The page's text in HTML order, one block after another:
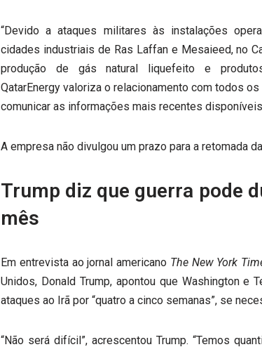
“Devido a ataques militares às instalações
cidades industriais de Ras Laffan e Mesaieed, no
produção de gás natural liquefeito e
QatarEnergy valoriza o relacionamento com todos
comunicar as informações mais recentes
A empresa não divulgou um prazo para a retomada
Trump diz que guerra pode
mês
Em entrevista ao jornal americano The New York
Unidos, Donald Trump, apontou que Washington e
ataques ao Irã por “quatro a cinco semanas”, se
“Não será difícil”, acrescentou Trump. “Temos